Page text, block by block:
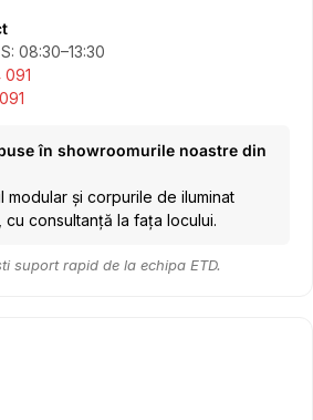
08:30–13:30
în showroomurile noastre din
modular și corpurile de iluminat
consultanță la fața locului.
suport rapid de la echipa ETD.